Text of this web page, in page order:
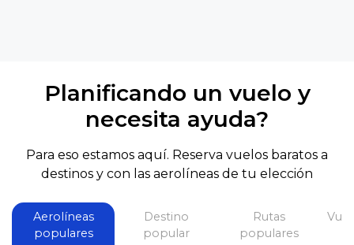
Planificando un vuelo y
necesita ayuda?
Para eso estamos aquí. Reserva vuelos baratos a
destinos y con las aerolíneas de tu elección
Aerolíneas
populares
Destino
popular
Rutas
populares